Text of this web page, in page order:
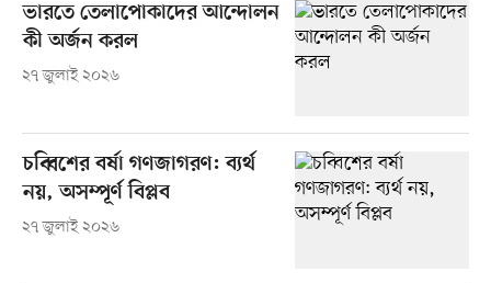
ভারতে তেলাপোকাদের আন্দোলন
কী অর্জন করল
২৭ জুলাই ২০২৬
চব্বিশের বর্ষা গণজাগরণ: ব্যর্থ
নয়, অসম্পূর্ণ বিপ্লব
২৭ জুলাই ২০২৬